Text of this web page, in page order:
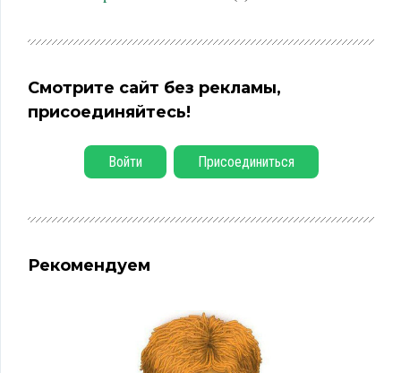
Смотрите сайт без рекламы,
присоединяйтесь!
Войти Присоединиться
Рекомендуем